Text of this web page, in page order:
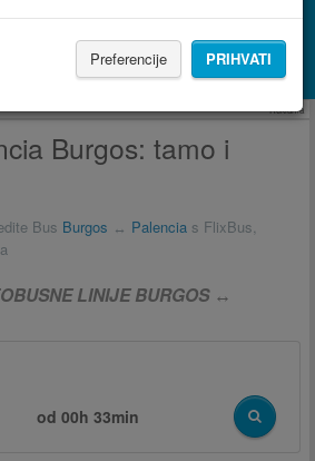
Preferencije PRIHVATI
s Booking.com
Reklama
Burgos: tamo i
Bus Burgos ↔ Palencia s FlixBus,
LINIJE BURGOS ↔
od00h 33min